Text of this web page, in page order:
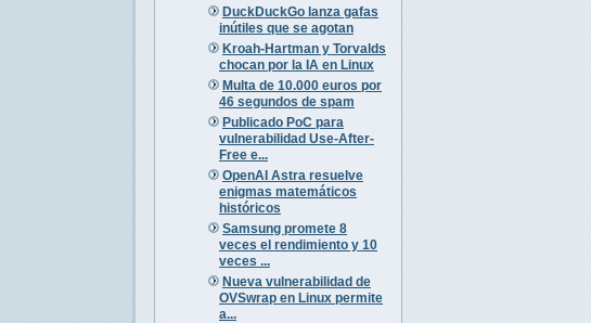
DuckDuckGo lanza gafas
inútiles que se agotan
Kroah-Hartman y Torvalds
chocan por la IA en Linux
Multa de 10.000 euros por
46 segundos de spam
Publicado PoC para
vulnerabilidad Use-After-
Free e...
OpenAI Astra resuelve
enigmas matemáticos
históricos
Samsung promete 8
veces el rendimiento y 10
veces ...
Nueva vulnerabilidad de
OVSwrap en Linux permite
a...